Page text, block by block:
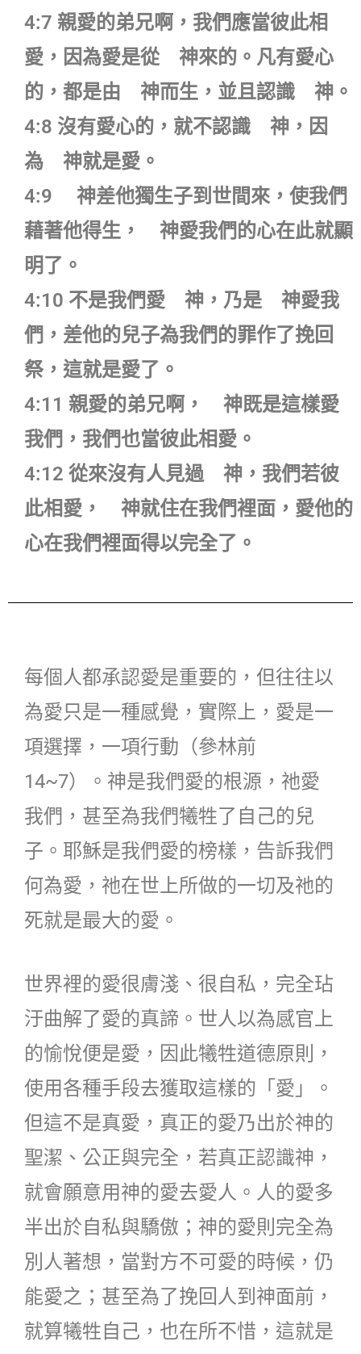
4:7 親愛的弟兄啊，我們應當彼此相
愛，因為愛是從 神來的。凡有愛心
的，都是由 神而生，並且認識 神。
4:8 沒有愛心的，就不認識 神，因
為 神就是愛。
4:9 神差他獨生子到世間來，使我們
藉著他得生， 神愛我們的心在此就顯
明了。
4:10 不是我們愛 神，乃是 神愛我
們，差他的兒子為我們的罪作了挽回
祭，這就是愛了。
4:11 親愛的弟兄啊， 神既是這樣愛
我們，我們也當彼此相愛。
4:12 從來沒有人見過 神，我們若彼
此相愛， 神就住在我們裡面，愛他的
心在我們裡面得以完全了。
每個人都承認愛是重要的，但往往以
為愛只是一種感覺，實際上，愛是一
項選擇，一項行動（參林前
14~7）。神是我們愛的根源，祂愛
我們，甚至為我們犧牲了自己的兒
子。耶穌是我們愛的榜樣，告訴我們
何為愛，祂在世上所做的一切及祂的
死就是最大的愛。
世界裡的愛很膚淺、很自私，完全玷
汙曲解了愛的真諦。世人以為感官上
的愉悅便是愛，因此犧牲道德原則，
使用各種手段去獲取這樣的「愛」。
但這不是真愛，真正的愛乃出於神的
聖潔、公正與完全，若真正認識神，
就會願意用神的愛去愛人。人的愛多
半出於自私與驕傲；神的愛則完全為
別人著想，當對方不可愛的時候，仍
能愛之；甚至為了挽回人到神面前，
就算犧牲自己，也在所不惜，這就是